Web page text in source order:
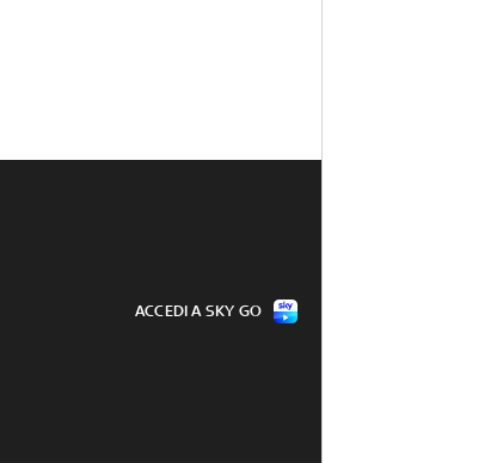
ACCEDI A SKY GO